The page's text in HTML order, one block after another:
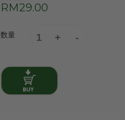
RM29.00
数量